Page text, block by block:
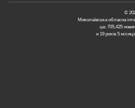
©
Миколаївська обласна
це: 705,425
и 19 років 5